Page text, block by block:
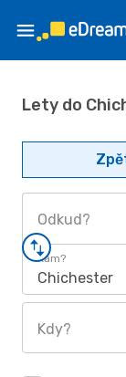
Lety do
Odkud?
Kam?
Chichester
Kdy?